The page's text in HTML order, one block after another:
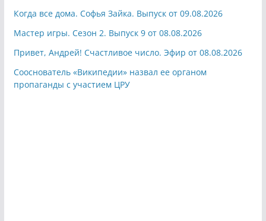
Когда все дома. Софья Зайка. Выпуск от 09.08.2026
Мастер игры. Сезон 2. Выпуск 9 от 08.08.2026
Привет, Андрей! Счастливое число. Эфир от 08.08.2026
Сооснователь «Википедии» назвал ее органом
пропаганды с участием ЦРУ